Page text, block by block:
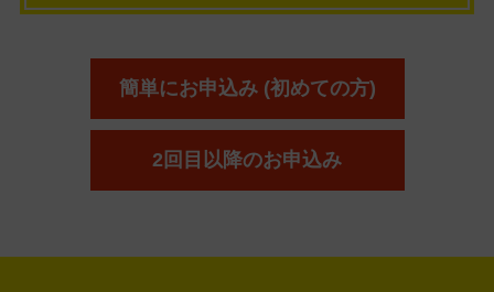
簡単にお申込み (初めての方)
2回目以降のお申込み